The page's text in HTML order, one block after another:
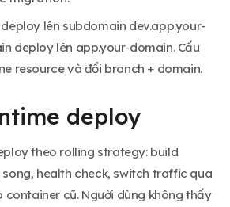
lên subdomain dev.app.your-
deploy lên app.your-domain. Cấu
resource và đổi branch + domain.
deploy
theo rolling strategy: build
health check, switch traffic qua
container cũ. Người dùng không thấy